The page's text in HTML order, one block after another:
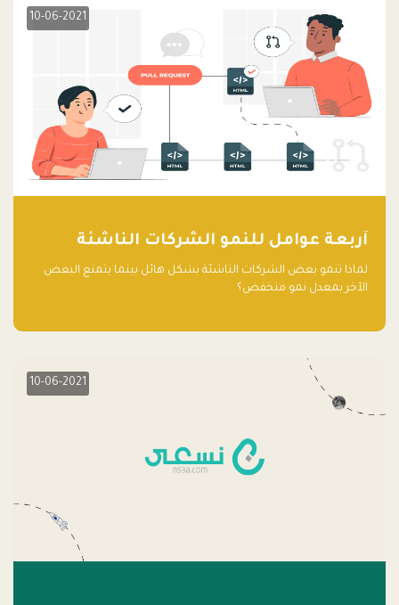
10-06-2021
آربعة عوامل للنمو الشركات الناشئة
لماذا تنمو بعض الشركات الناشئة بشكل هائل بينما يتمتع البعض
الآخر بمعدل نمو منخفض؟
10-06-2021